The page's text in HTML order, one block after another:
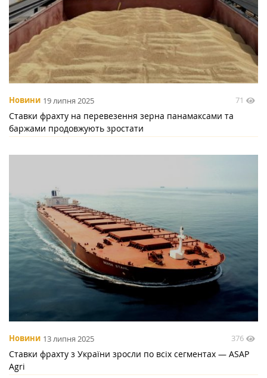
Новини 19 липня 2025 71
Ставки фрахту на перевезення зерна панамаксами та
баржами продовжують зростати
Новини 13 липня 2025 376
Ставки фрахту з України зросли по всіх сегментах — ASAP
Agri